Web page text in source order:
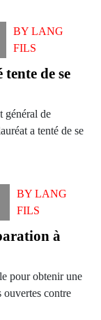
BYLANG
FILS
de se
général de
a tenté de se
BY LANG
FILS
à
pour obtenir une
ouvertes contre